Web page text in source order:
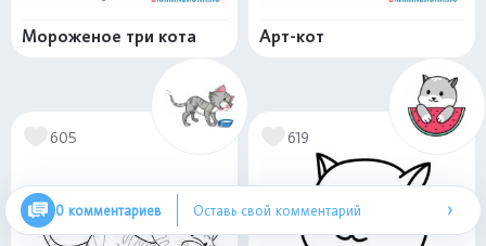
Мороженое три кота Арт-кот
605 619
0 комментариев Оставь свой комментарий ›